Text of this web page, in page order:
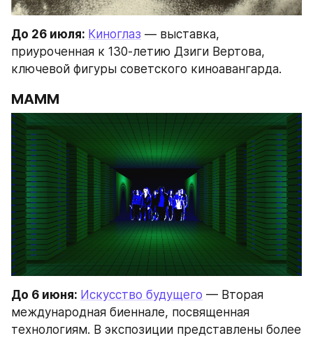
До 26 июля: Киноглаз — выставка,
приуроченная к 130-летию Дзиги Вертова,
ключевой фигуры советского киноавангарда.
МАММ
До 6 июня: Искусство будущего — Вторая
международная биеннале, посвященная
технологиям. В экспозиции представлены более